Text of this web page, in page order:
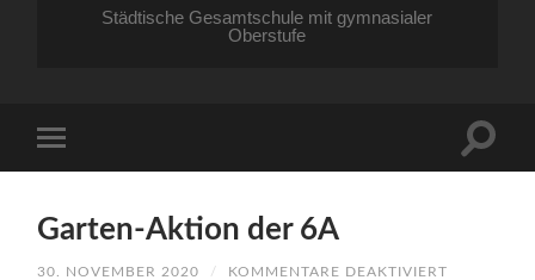
Städtische Gesamtschule mit gymnasialer
Oberstufe
Garten-Aktion der 6A
30. NOVEMBER 2020 / KOMMENTARE DEAKTIVIERT